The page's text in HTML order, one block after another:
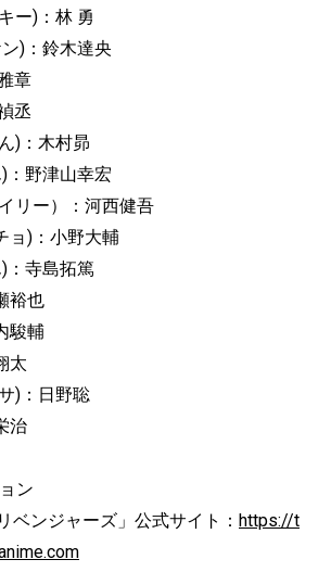
ー)：林 勇
)：鈴木達央
章
丞
)：木村昴
：野津山幸宏
リー）：河西健吾
ョ)：小野大輔
：寺島拓篤
裕也
駿輔
太
)：日野聡
治
ン
ベンジャーズ」公式サイト： https://t